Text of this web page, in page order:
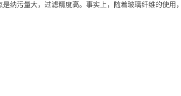
纳污量大，过滤精度高。事实上，随着玻璃纤维的使用